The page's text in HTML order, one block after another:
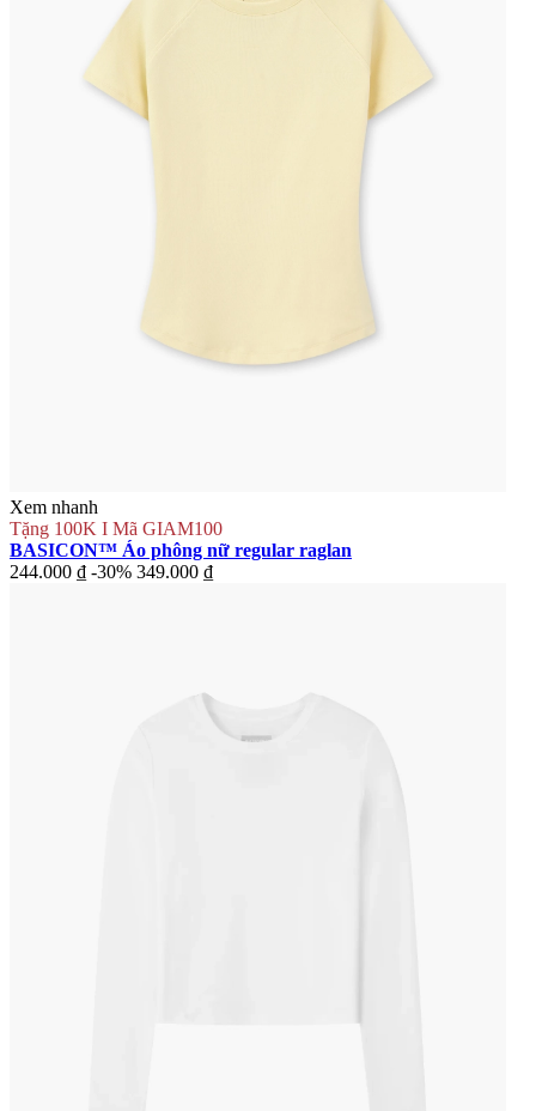
Xem nhanh
Tặng 100K I Mã GIAM100
BASICON™ Áo phông nữ regular raglan
244.000 ₫ -30% 349.000 ₫